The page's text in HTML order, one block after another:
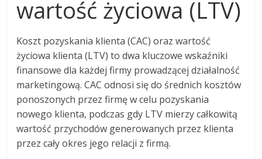
wartość życiowa (LTV)
Koszt pozyskania klienta (CAC) oraz wartość
życiowa klienta (LTV) to dwa kluczowe wskaźniki
finansowe dla każdej firmy prowadzącej działalność
marketingową. CAC odnosi się do średnich kosztów
ponoszonych przez firmę w celu pozyskania
nowego klienta, podczas gdy LTV mierzy całkowitą
wartość przychodów generowanych przez klienta
przez cały okres jego relacji z firmą.